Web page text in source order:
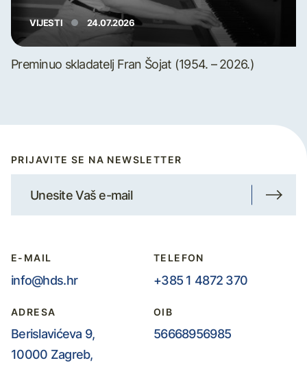
VIJESTI 24.07.2026
Preminuo skladatelj Fran Šojat (1954. – 2026.)
PRIJAVITE SE NA NEWSLETTER
E-MAIL
info@hds.hr
TELEFON
+385 1 4872 370
ADRESA
Berislavićeva 9,
10000 Zagreb,
OIB
56668956985